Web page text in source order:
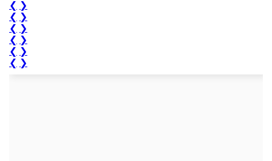
❮ ❯
❮ ❯
❮ ❯
❮ ❯
❮ ❯
❮ ❯